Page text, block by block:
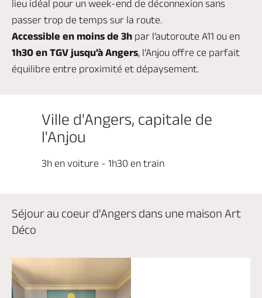
Dormir, manger
Séjours, cadeaux
Brochures & Cartes Offices de tourisme Comment venir ?
lieu idéal pour un week-end de déconnexion sans
passer trop de temps sur la route.
Accessible en moins de 3h par l’autoroute A11 ou en
1h30 en TGV jusqu’à Angers, l’Anjou offre ce parfait
équilibre entre proximité et dépaysement.
Ville d'Angers, capitale de
l'Anjou
3h en voiture - 1h30 en train
Séjour au coeur d'Angers dans une maison Art
Déco